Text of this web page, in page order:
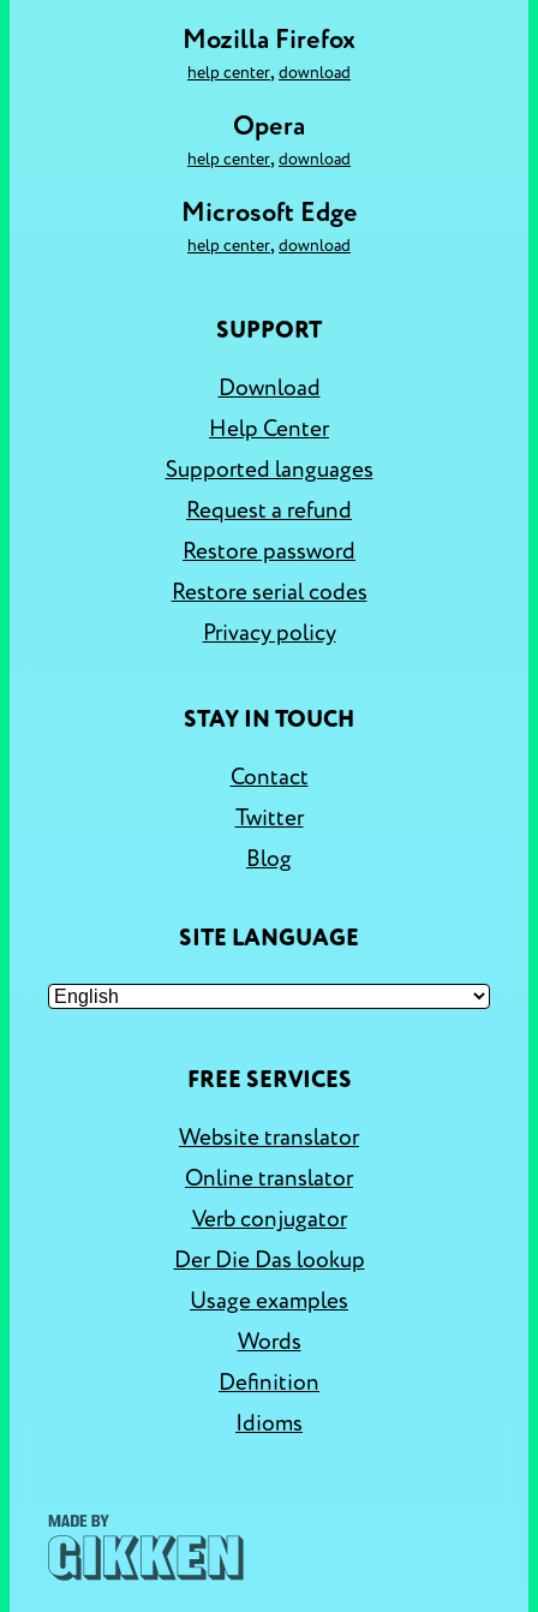
Mozilla Firefox
help center, download
Opera
help center, download
Microsoft Edge
help center, download
SUPPORT
Download
Help Center
Supported languages
Request a refund
Restore password
Restore serial codes
Privacy policy
STAY IN TOUCH
Contact
Twitter
Blog
SITE LANGUAGE
FREE SERVICES
Website translator
Online translator
Verb conjugator
Der Die Das lookup
Usage examples
Words
Definition
Idioms